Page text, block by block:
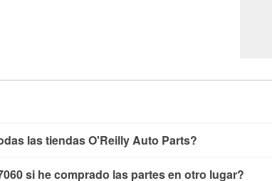
las tiendas O'Reilly Auto Parts?
si he comprado las partes en otro lugar?